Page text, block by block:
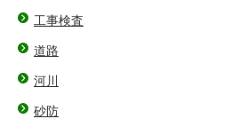
工事検査
道路
河川
砂防